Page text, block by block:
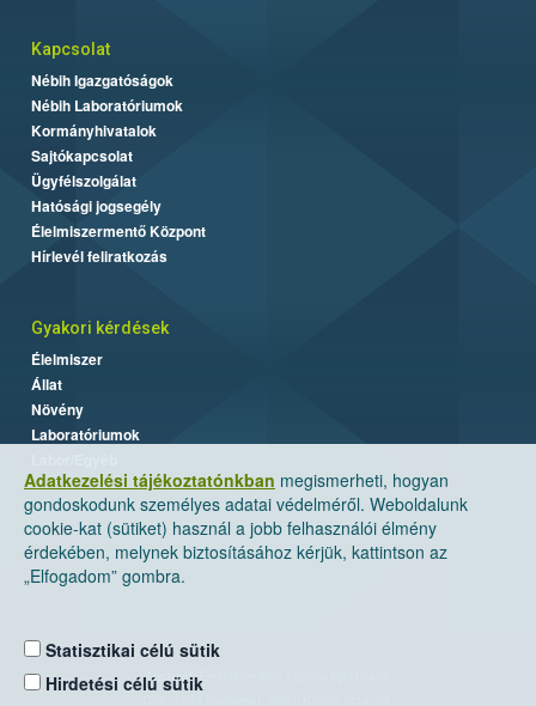
Adatkezelési tájékoztatónkban megismerheti, hogyan
gondoskodunk személyes adatai védelméről. Weboldalunk
cookie-kat (sütiket) használ a jobb felhasználói élmény
érdekében, melynek biztosításához kérjük, kattintson az
„Elfogadom” gombra.
Statisztikai célú sütik
Hirdetési célú sütik
Kapcsolat
Nébih Igazgatóságok
Nébih Laboratóriumok
Kormányhivatalok
Sajtókapcsolat
Ügyfélszolgálat
Hatósági jogsegély
Élelmiszermentő Központ
Hírlevél feliratkozás
Gyakori kérdések
Élelmiszer
Állat
Növény
Laboratóriumok
Nemzeti Élelmiszerlánc-biztonsági Hivatal